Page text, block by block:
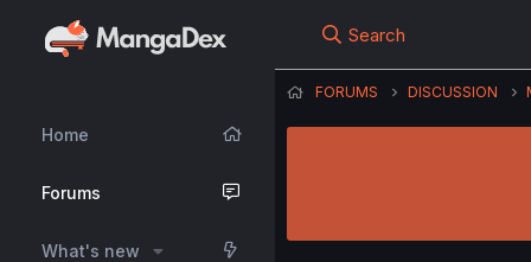
Home
Forums
What's new
Search
FORUMS DISCUSSION